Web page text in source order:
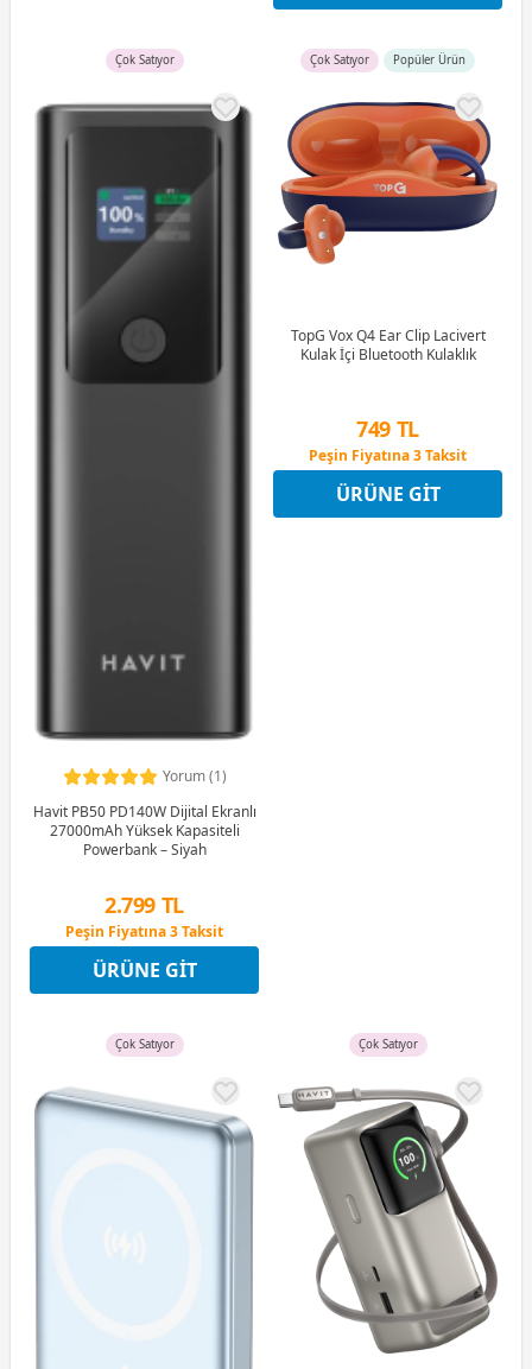
Çok Satıyor
Yorum (1)
Havit PB50 PD140W Dijital Ekranlı
27000mAh Yüksek Kapasiteli
Powerbank – Siyah
2.799 TL
Peşin Fiyatına 3 Taksit
12 Ay x 329 TL taksitle
Peşin Fiyatına 3 Taksit
ÜRÜNE GIT
Çok Satıyor Popüler Ürün
TopG Vox Q4 Ear Clip Lacivert
Kulak İçi Bluetooth Kulaklık
749 TL
Peşin Fiyatına 3 Taksit
9 Ay x 104 TL taksitle
Peşin Fiyatına 3 Taksit
ÜRÜNE GIT
Çok Satıyor Çok Satıyor